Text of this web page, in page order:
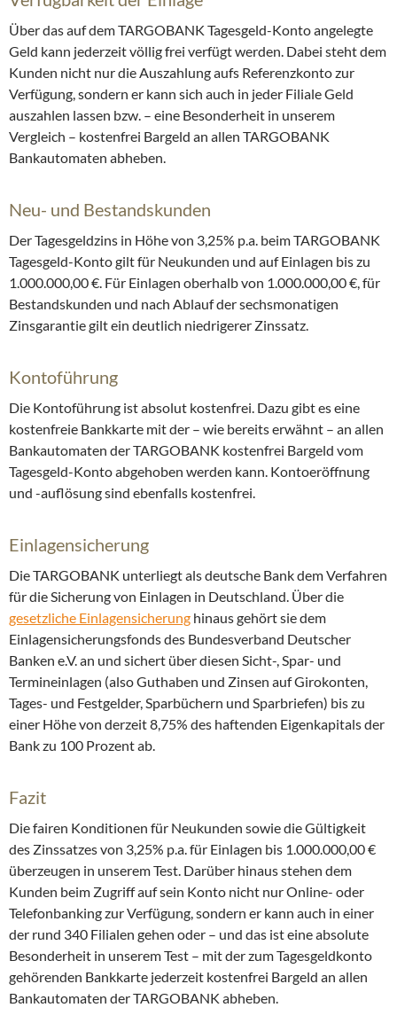
Über das auf dem TARGOBANK Tagesgeld-Konto angelegte
Geld kann jederzeit völlig frei verfügt werden. Dabei steht dem
Kunden nicht nur die Auszahlung aufs Referenzkonto zur
Verfügung, sondern er kann sich auch in jeder Filiale Geld
auszahlen lassen bzw. – eine Besonderheit in unserem
Vergleich – kostenfrei Bargeld an allen TARGOBANK
Bankautomaten abheben.
Neu- und Bestandskunden
Der Tagesgeldzins in Höhe von 3,25% p.a. beim TARGOBANK
Tagesgeld-Konto gilt für Neukunden und auf Einlagen bis zu
1.000.000,00 €. Für Einlagen oberhalb von 1.000.000,00 €, für
Bestandskunden und nach Ablauf der sechsmonatigen
Zinsgarantie gilt ein deutlich niedrigerer Zinssatz.
Kontoführung
Die Kontoführung ist absolut kostenfrei. Dazu gibt es eine
kostenfreie Bankkarte mit der – wie bereits erwähnt – an allen
Bankautomaten der TARGOBANK kostenfrei Bargeld vom
Tagesgeld-Konto abgehoben werden kann. Kontoeröffnung
und -auflösung sind ebenfalls kostenfrei.
Einlagensicherung
Die TARGOBANK unterliegt als deutsche Bank dem Verfahren
für die Sicherung von Einlagen in Deutschland. Über die
gesetzliche Einlagensicherung hinaus gehört sie dem
Einlagensicherungsfonds des Bundesverband Deutscher
Banken e.V. an und sichert über diesen Sicht-, Spar- und
Termineinlagen (also Guthaben und Zinsen auf Girokonten,
Tages- und Festgelder, Sparbüchern und Sparbriefen) bis zu
einer Höhe von derzeit 8,75% des haftenden Eigenkapitals der
Bank zu 100 Prozent ab.
Fazit
Die fairen Konditionen für Neukunden sowie die Gültigkeit
des Zinssatzes von 3,25% p.a. für Einlagen bis 1.000.000,00 €
überzeugen in unserem Test. Darüber hinaus stehen dem
Kunden beim Zugriff auf sein Konto nicht nur Online- oder
Telefonbanking zur Verfügung, sondern er kann auch in einer
der rund 340 Filialen gehen oder – und das ist eine absolute
Besonderheit in unserem Test – mit der zum Tagesgeldkonto
gehörenden Bankkarte jederzeit kostenfrei Bargeld an allen
Bankautomaten der TARGOBANK abheben.